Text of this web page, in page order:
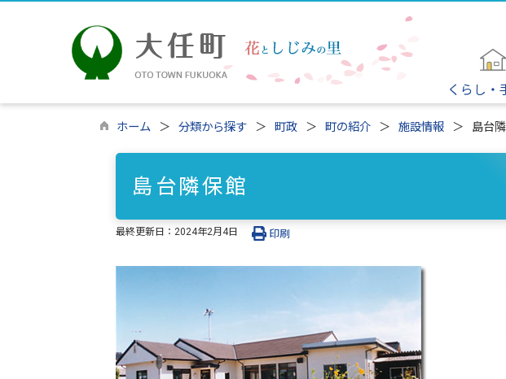
くらし・
ホーム 分類から探す 町政 町の紹介 施設情報 島台
島台隣保館
最終更新日： 2024年2月4日 印刷